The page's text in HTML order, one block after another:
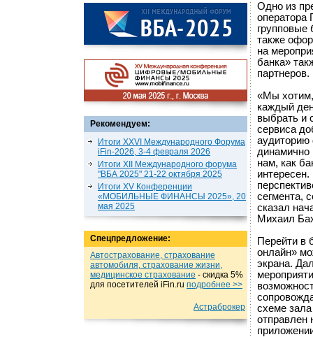
Рекомендуем:
Итоги XXVI Международного Форума
iFin-2026, 3-4 февраля 2026
Итоги XII Международного форума
"ВБА 2025" 21-22 октября 2025
Итоги XV Конференции
«МОБИЛЬНЫЕ ФИНАНСЫ 2025», 20
мая 2025
Спецпредложение:
Автострахование, страхование
автомобиля, страхование жизни,
медицинское страхование - cкидка 5%
для посетителей iFin.ru подробнеe >>
Астраброкер
Одно из
оператора
групповые
также
на
банка»
партнеров.
«Мы хотим,
каждый
выбрать и
сервиса
динамично
нам, как
сегмента,
сказал
Михаил
Перейти в
онлайн»
экрана.
схеме
отправлен